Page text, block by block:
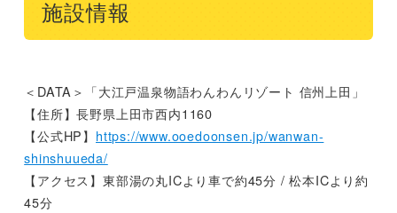
施設情報
＜DATA＞「大江戸温泉物語わんわんリゾート 信州上田」
【住所】長野県上田市西内1160
【公式HP】 https://www.ooedoonsen.jp/wanwan-
shinshuueda/
【アクセス】東部湯の丸ICより車で約45分 / 松本ICより約
45分